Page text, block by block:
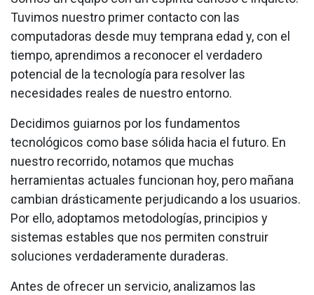
Tuvimos nuestro primer contacto con las
computadoras desde muy temprana edad y, con el
tiempo, aprendimos a reconocer el verdadero
potencial de la tecnología para resolver las
necesidades reales de nuestro entorno.
Decidimos guiarnos por los fundamentos
tecnológicos como base sólida hacia el futuro. En
nuestro recorrido, notamos que muchas
herramientas actuales funcionan hoy, pero mañana
cambian drásticamente perjudicando a los usuarios.
Por ello, adoptamos metodologías, principios y
sistemas estables que nos permiten construir
soluciones verdaderamente duraderas.
Antes de ofrecer un servicio, analizamos las